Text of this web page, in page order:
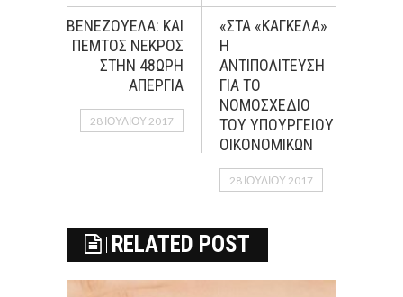
ΒΕΝΕΖΟΥΕΛΑ: ΚΑΙ
ΠΕΜΤΟΣ ΝΕΚΡΟΣ
ΣΤΗΝ 48ΩΡΗ
ΑΠΕΡΓΙΑ
28 ΙΟΥΛΊΟΥ 2017
«ΣΤΑ «ΚΑΓΚΕΛΑ»
Η
ΑΝΤΙΠΟΛΙΤΕΥΣΗ
ΓΙΑ ΤΟ
ΝΟΜΟΣΧΕΔΙΟ
ΤΟΥ ΥΠΟΥΡΓΕΙΟΥ
ΟΙΚΟΝΟΜΙΚΩΝ
28 ΙΟΥΛΊΟΥ 2017
RELATED POST